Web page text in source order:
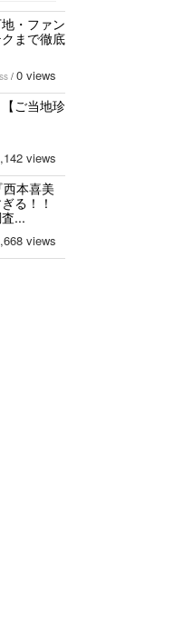
・ファン
まで徹底
/ 0 views
ご当地珍
views
本喜美
る！！
...
views